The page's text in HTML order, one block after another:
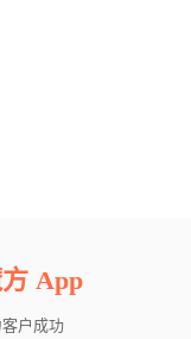
App
户成功